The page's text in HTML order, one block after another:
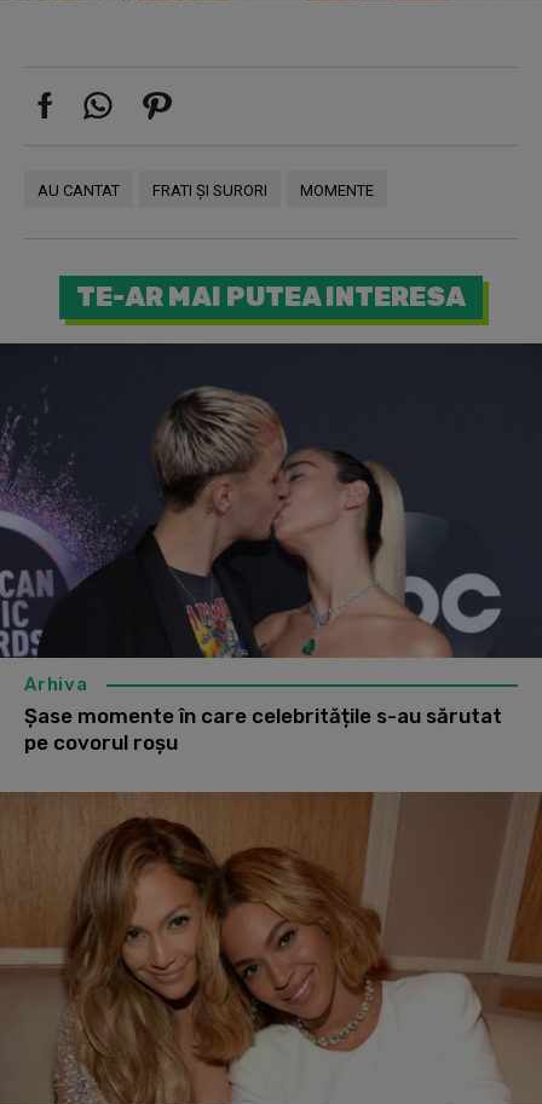
AU CANTAT FRATI ȘI SURORI MOMENTE
TE-AR MAI PUTEA INTERESA
Arhiva
Șase momente în care celebritățile s-au sărutat
pe covorul roșu